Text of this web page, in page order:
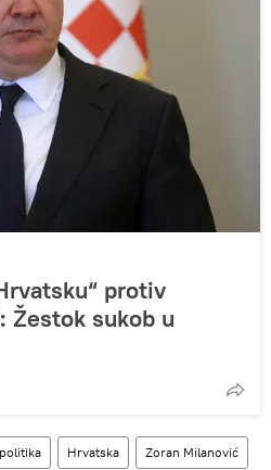
protiv
Žestok sukob u
Hrvatska Zoran Milanović